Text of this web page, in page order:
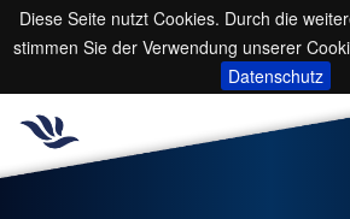
Diese Seite nutzt Cookies. Durch die
stimmen Sie der Verwendung unserer
Datenschutz